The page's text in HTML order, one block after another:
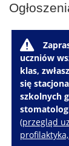
W
uczniów
klas,
się
szkolnych
(przegląd